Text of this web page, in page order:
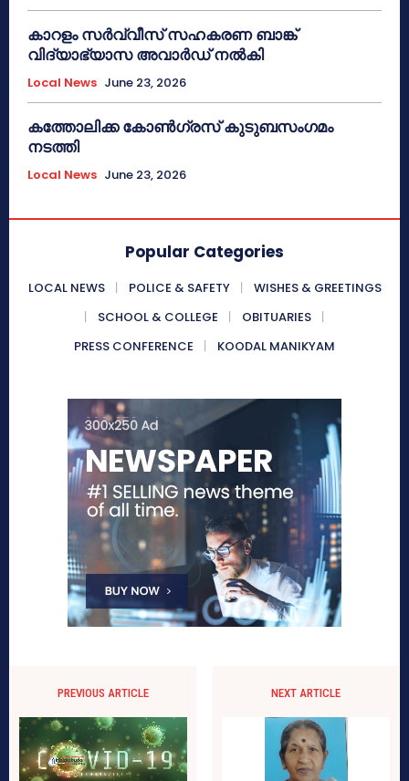
കാറളം സർവ്വീസ് സഹകരണ ബാങ്ക്
വിദ്യാഭ്യാസ അവാർഡ് നൽകി
Local News June 23, 2026
കത്തോലിക്ക കോൺഗ്രസ് കുടുബസംഗമം
നടത്തി
Local News June 23, 2026
Popular Categories
LOCAL NEWS POLICE & SAFETY
WISHES & GREETINGS
SCHOOL & COLLEGE
OBITUARIES
PRESS CONFERENCE
KOODAL MANIKYAM
PREVIOUS ARTICLE NEXT ARTICLE